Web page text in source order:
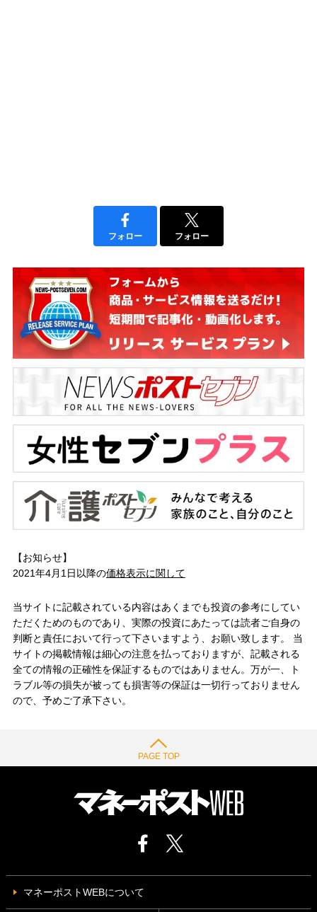
フォロー フォロー
【お知らせ】
2021年4月1日以降の価格表示に関して
当サイトに記載されている内容はあくまでも投資の参考にしてい
ただくためのものであり、実際の投資にあたっては読者ご自身の
判断と責任において行って下さいますよう、お願い致します。 当
サイトの掲載情報は細心の注意を払っておりますが、記載される
全ての情報の正確性を保証するものではありません。万が一、ト
ラブル等の損失が被っても損害等の保証は一切行っておりません
ので、予めご了承下さい。
PAGE TOP
マネーポストWEBについて